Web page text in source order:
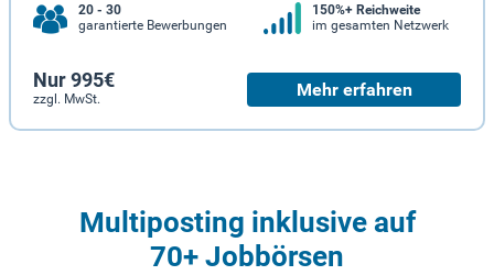
20 - 30
garantierte Bewerbungen
150%+ Reichweite
im gesamten Netzwerk
Nur 995€
zzgl. MwSt. Mehr erfahren
Multiposting inklusive auf
70+ Jobbörsen